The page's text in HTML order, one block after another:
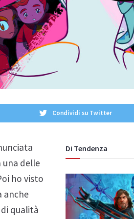
Condividi su Twitter
una delle
ho visto
anche
qualità
Di Tendenza